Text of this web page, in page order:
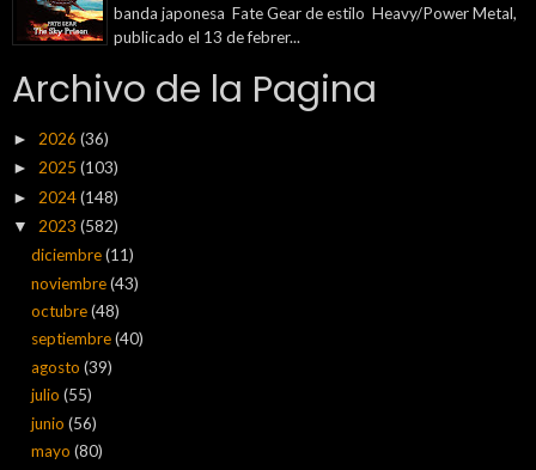
banda japonesa Fate Gear de estilo Heavy/Power Metal,
publicado el 13 de febrer...
Archivo de la Pagina
► 2026 (36)
► 2025 (103)
► 2024(148)
▼ 2023 (582)
diciembre(11)
noviembre(43)
octubre(48)
septiembre(40)
agosto(39)
julio(55)
junio(56)
mayo(80)